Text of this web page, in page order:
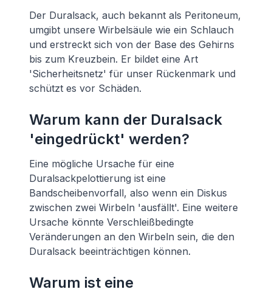
Der Duralsack, auch bekannt als Peritoneum,
umgibt unsere Wirbelsäule wie ein Schlauch
und erstreckt sich von der Base des Gehirns
bis zum Kreuzbein. Er bildet eine Art
'Sicherheitsnetz' für unser Rückenmark und
schützt es vor Schäden.
Warum kann der Duralsack
'eingedrückt' werden?
Eine mögliche Ursache für eine
Duralsackpelottierung ist eine
Bandscheibenvorfall, also wenn ein Diskus
zwischen zwei Wirbeln 'ausfällt'. Eine weitere
Ursache könnte Verschleißbedingte
Veränderungen an den Wirbeln sein, die den
Duralsack beeinträchtigen können.
Warum ist eine